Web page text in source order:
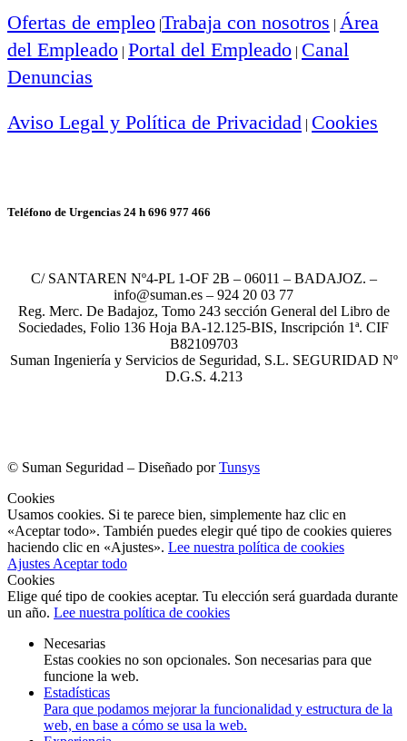
Ofertas de empleo |Trabaja con nosotros | Área
del Empleado | Portal del Empleado | Canal
Denuncias
Aviso Legal y Política de Privacidad | Cookies
Teléfono de Urgencias 24 h 696 977 466
C/ SANTAREN Nº4-PL 1-OF 2B – 06011 – BADAJOZ. –
info@suman.es – 924 20 03 77
Reg. Merc. De Badajoz, Tomo 243 sección General del Libro de
Sociedades, Folio 136 Hoja BA-12.125-BIS, Inscripción 1ª. CIF
B82109703
Suman Ingeniería y Servicios de Seguridad, S.L. SEGURIDAD Nº
D.G.S. 4.213
© Suman Seguridad – Diseñado porTunsys
Cookies
Usamos cookies. Si te parece bien, simplemente haz clic en
«Aceptar todo». También puedes elegir qué tipo de cookies quieres
haciendo clic en «Ajustes». Lee nuestra política de cookies
Ajustes Aceptar todo
Cookies
Elige qué tipo de cookies aceptar. Tu elección será guardada durante
un año. Lee nuestra política de cookies
Necesarias
Estas cookies no son opcionales. Son necesarias para que
funcione la web.
Estadísticas
Para que podamos mejorar la funcionalidad y estructura de la
web, en base a cómo se usa la web.